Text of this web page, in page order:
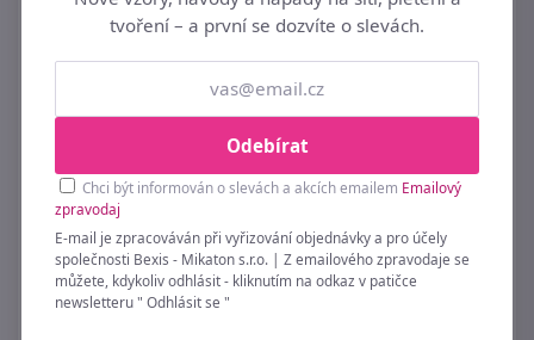
19 Kčtvoření – a první se dozvíte o slevách.
Odebírat
Chci být informován o slevách a akcích emailem Emailový
zpravodaj
E-mail je zpracováván při vyřizování objednávky a pro účely
společnosti Bexis - Mikaton s.r.o. | Z emailového zpravodaje se
můžete, kdykoliv odhlásit - kliknutím na odkaz v patičce
newsletteru " Odhlásit se "